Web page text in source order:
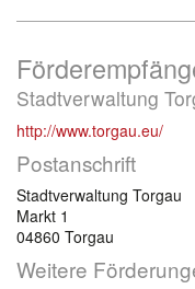
Stadtverwaltung
http://www.torgau.eu/
Postanschrift
Stadtverwaltung Torgau
Markt 1
04860 Torgau
Weitere